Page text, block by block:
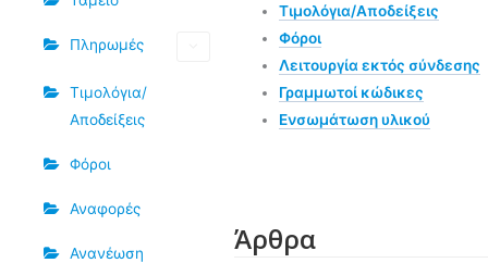
Πληρωμές
Τιμολόγια/
Αποδείξεις
Φόροι
Αναφορές
Ανανέωση
Τιμολόγια/Αποδείξεις
Φόροι
Λειτουργία εκτός σύνδεσης
Γραμμωτοί κώδικες
Ενσωμάτωση υλικού
Άρθρα